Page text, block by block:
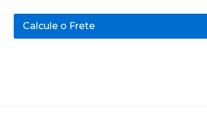
Calcule o Frete